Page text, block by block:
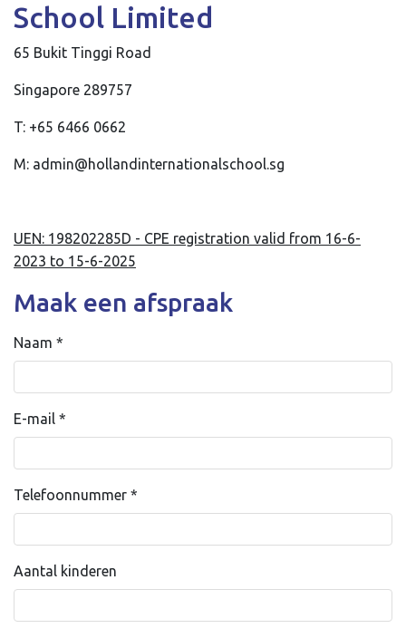
School Limited
65 Bukit Tinggi Road
Singapore 289757
T: +65 6466 0662
M: admin@hollandinternationalschool.sg
UEN: 198202285D - CPE registration valid from 16-6-
2023 to 15-6-2025
Maak een afspraak
Naam *
E-mail *
Telefoonnummer *
Aantal kinderen